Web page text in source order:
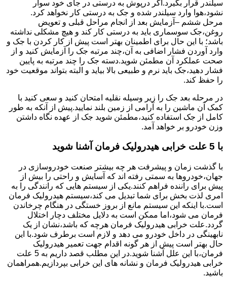
سیلندر قرار بگیرد.اگر درپوش به درستی در جای خود سوار
نشود،هوا وارد سیلندر شده و جک به درستی کار نخواهد کرد.
مرحل ششم –آزمایش بعد از انجام مراحل قبلی و تعویض
روغن،جک سوسماری باید به درستی کار کند و هیچ مشکلی نداشته
باشد؛ با این حال برای اطمینان بهتر است پیش از کار کردن با جک و
وارد آوردن فشار اضافی به آن،چند مرتبه جک را آزمایش کنید و از
صحت عملکرد آن مطمئن شوید.دسته جک را چند مرتبه به پایین
فشار دهید،جک باید نرم و طبیعی بالا بیاید و البته بتواند موقعیت خود
را حفظ کند.
در مرحله بعد جک را زیر وسیله نقلیه امتحان کنید و سعی کنید با
کمک آن ماشین را به آرامی از زمین بلند نمایید.پیش از آنکه به طور
کامل از جک استفاده کنید،مطمئن شوید جک از عهده نگاه داشتن
وزن خودرو بر خواهد آمد.
با 5 علت خرابی هیدرولیک فرمان آشنا شوید
با گذشت زمان و پیشرفت هر چه بیشتر صنعت خودروسازی در
جهان،خودروها به سمتی رفته اند که آسایش و راحتی را بیش از
پیش برای راننده فراهم کنند.یکی از سیستم هایی که رانندگی را به
امری لذت بخش برای شما تبدیل می کند،سیستم هیدرولیک فرمان
است.با اینکه این سیستم مانع از بروز خستگی در هنگام چرخاندن
فرمان می شود،اما ممکن است به دلایل مختلف دچار اختلال
گردد.علت خرابی هیدرولیک فرمان هرچه که باشد،نشان از یک
نابهینگی در داخل خودرو می دهد و لازم است برطرف شود.با این
حال بهتر است پیش از هر گونه اقدام جهت تعمیر هیدرولیک
فرمان،با این علل آشنا شوید.در این مطلب قصد داریم به 5 علت
خرابی هیدرولیک فرمان و نشانه های این خرابی بپردازیم.همراهمان
باشید.